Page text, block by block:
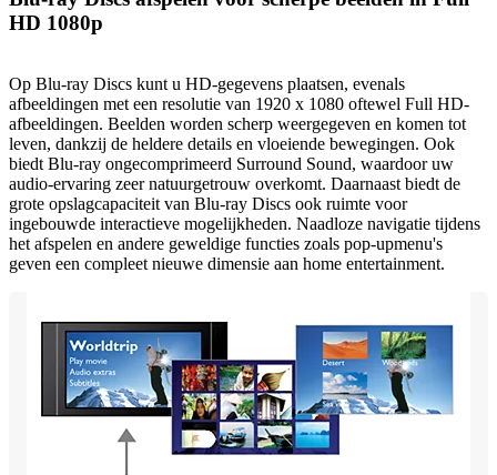
HD 1080p
Op Blu-ray Discs kunt u HD-gegevens plaatsen, evenals
afbeeldingen met een resolutie van 1920 x 1080 oftewel Full HD-
afbeeldingen. Beelden worden scherp weergegeven en komen tot
leven, dankzij de heldere details en vloeiende bewegingen. Ook
biedt Blu-ray ongecomprimeerd Surround Sound, waardoor uw
audio-ervaring zeer natuurgetrouw overkomt. Daarnaast biedt de
grote opslagcapaciteit van Blu-ray Discs ook ruimte voor
ingebouwde interactieve mogelijkheden. Naadloze navigatie tijdens
het afspelen en andere geweldige functies zoals pop-upmenu's
geven een compleet nieuwe dimensie aan home entertainment.